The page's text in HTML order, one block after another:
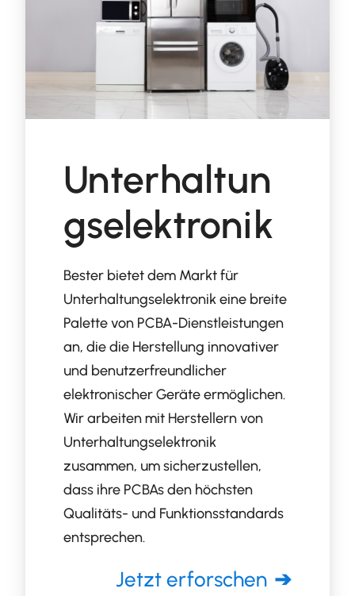
Unterhaltun
gselektronik
Bester bietet dem Markt für
Unterhaltungselektronik eine breite
Palette von PCBA-Dienstleistungen
an, die die Herstellung innovativer
und benutzerfreundlicher
elektronischer Geräte ermöglichen.
Wir arbeiten mit Herstellern von
Unterhaltungselektronik
zusammen, um sicherzustellen,
dass ihre PCBAs den höchsten
Qualitäts- und Funktionsstandards
entsprechen.
Jetzt erforschen